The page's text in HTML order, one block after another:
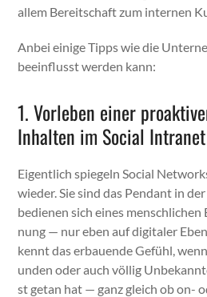
allem Bere­itschaft zum inter­nen
Anbei einige Tipps wie die
bee­in­flusst wer­den kann:
1. Vorleben einer
Inhalten im Social Intranet
Eigentlich spiegeln Social
wieder. Sie sind das Pen­dant in
bedi­enen sich eines
nung — nur eben auf dig­i­taler
ken­nt das erbauende Gefühl,
un­den oder auch völ­lig
st getan hat — ganz gle­ich ob on-